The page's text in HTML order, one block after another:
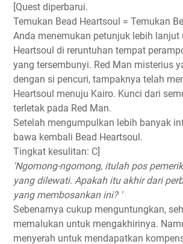
[Quest diperbarui.
Temukan Bead Heartsoul = Temukan
Anda menemukan petunjuk lebih lanjut
Heartsoul di reruntuhan tempat
yang tersembunyi. Red Man misterius
dengan si pencuri, tampaknya telah
Heartsoul menuju Kairo. Kunci dari
terletak pada Red Man.
Setelah mengumpulkan lebih banyak
bawa kembali Bead Heartsoul.
Tingkat kesulitan: C]
'Ngomong-ngomong, itulah pos
yang dilewati. Apakah itu akhir dari
yang membosankan ini? '
Sebenarnya cukup menguntungkan,
memalukan untuk mengakhirinya.
menyerah untuk mendapatkan